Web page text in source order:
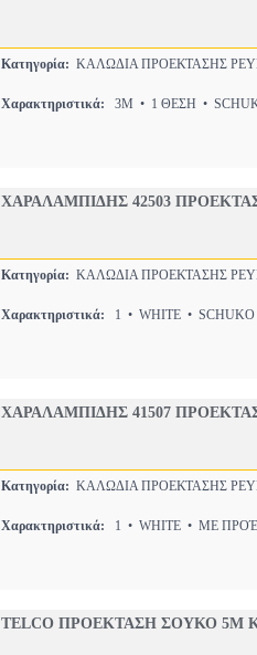
Κατηγορία: ΚΑΛΩΔΙΑ ΠΡΟΕΚΤΑΣΗΣ
Χαρακτηριστικά: 3M • 1 ΘΕΣΗ •
ΧΑΡΑΛΑMΠΙΔΗΣ 42503
Κατηγορία: ΚΑΛΩΔΙΑ ΠΡΟΕΚΤΑΣΗΣ
Χαρακτηριστικά: 1 • WHITE •
ΧΑΡΑΛΑMΠΙΔΗΣ 41507
Κατηγορία: ΚΑΛΩΔΙΑ ΠΡΟΕΚΤΑΣΗΣ
Χαρακτηριστικά: 1 • WHITE • ΜΕ
TELCO ΠΡΟΕΚΤΑΣΗ ΣΟΥΚΟ 5M